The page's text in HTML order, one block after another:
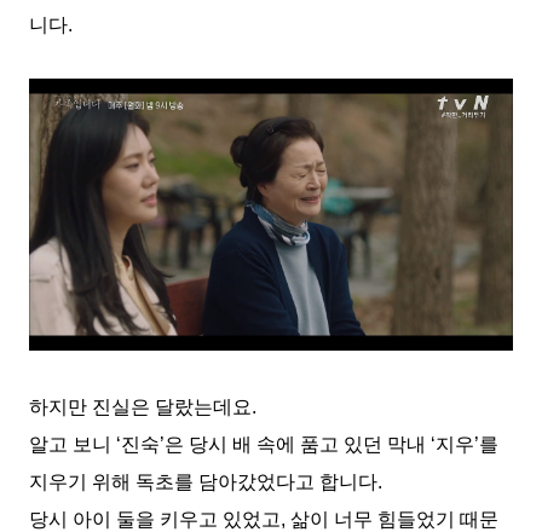
니다.
하지만 진실은 달랐는데요.
알고 보니 ‘진숙’은 당시 배 속에 품고 있던 막내 ‘지우’를
지우기 위해 독초를 담아갔었다고 합니다.
당시 아이 둘을 키우고 있었고, 삶이 너무 힘들었기 때문